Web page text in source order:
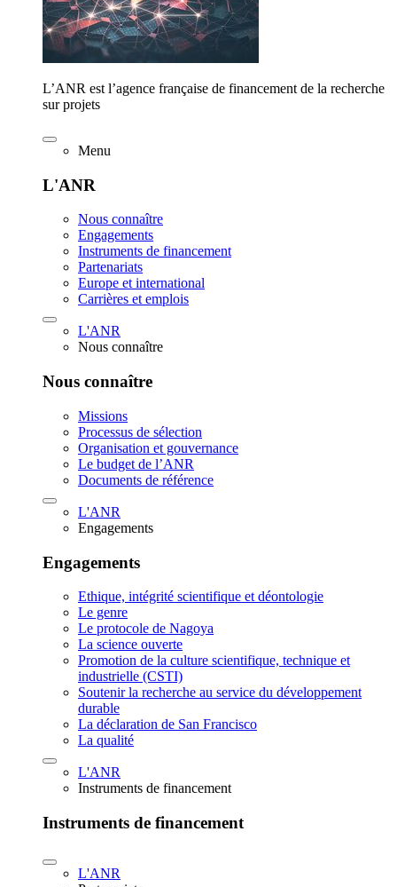
L’ANR est l’agence française de financement de la recherche
sur projets
Menu
L'ANR
Nous connaître
Engagements
Instruments de financement
Partenariats
Europe et international
Carrières et emplois
L'ANR
Nous connaître
Nous connaître
Missions
Processus de sélection
Organisation et gouvernance
Le budget de l’ANR
Documents de référence
L'ANR
Engagements
Engagements
Ethique, intégrité scientifique et déontologie
Le genre
Le protocole de Nagoya
La science ouverte
Promotion de la culture scientifique, technique et
industrielle (CSTI)
Soutenir la recherche au service du développement
durable
La déclaration de San Francisco
La qualité
L'ANR
Instruments de financement
Instruments de financement
L'ANR